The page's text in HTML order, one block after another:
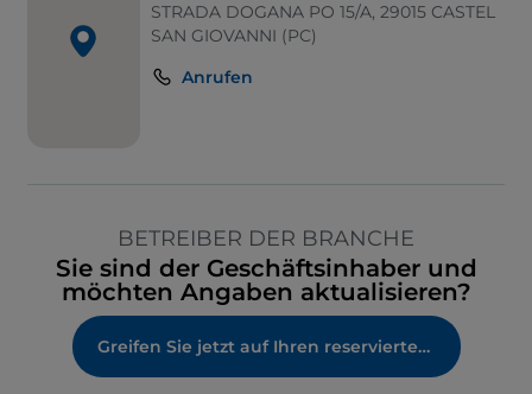
STRADA DOGANA PO 15/A, 29015 CASTEL
SAN GIOVANNI (PC)
Anrufen
BETREIBER DER BRANCHE
Sie sind der Geschäftsinhaber und
möchten Angaben aktualisieren?
Greifen Sie jetzt auf Ihren reservierten Bereich zu